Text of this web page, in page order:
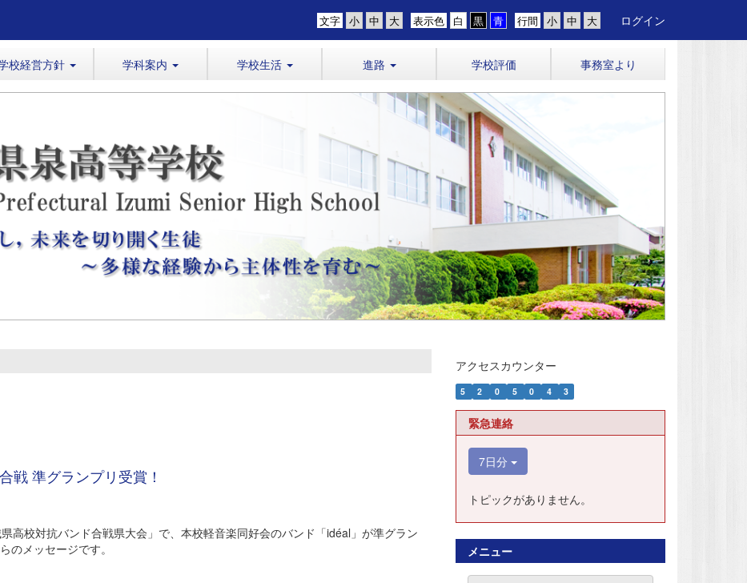
行間
表示色
文字 ログイン
校経営方針 学科案内 学校生活 進路 学校評価 事務室より
戦 準グランプリ受賞！
高校対抗バンド合戦県大会」で、本校軽音楽同好会のバンド「idéal」が準グラン
のメッセージです。
アクセスカウンター
5 2 0 5 0 4 3
緊急連絡
7日分
トピックがありません。
メニュー